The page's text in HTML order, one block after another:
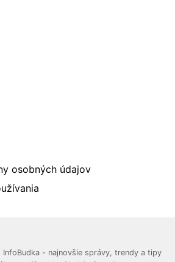
osobných údajov
- najnovšie správy, trendy a tipy